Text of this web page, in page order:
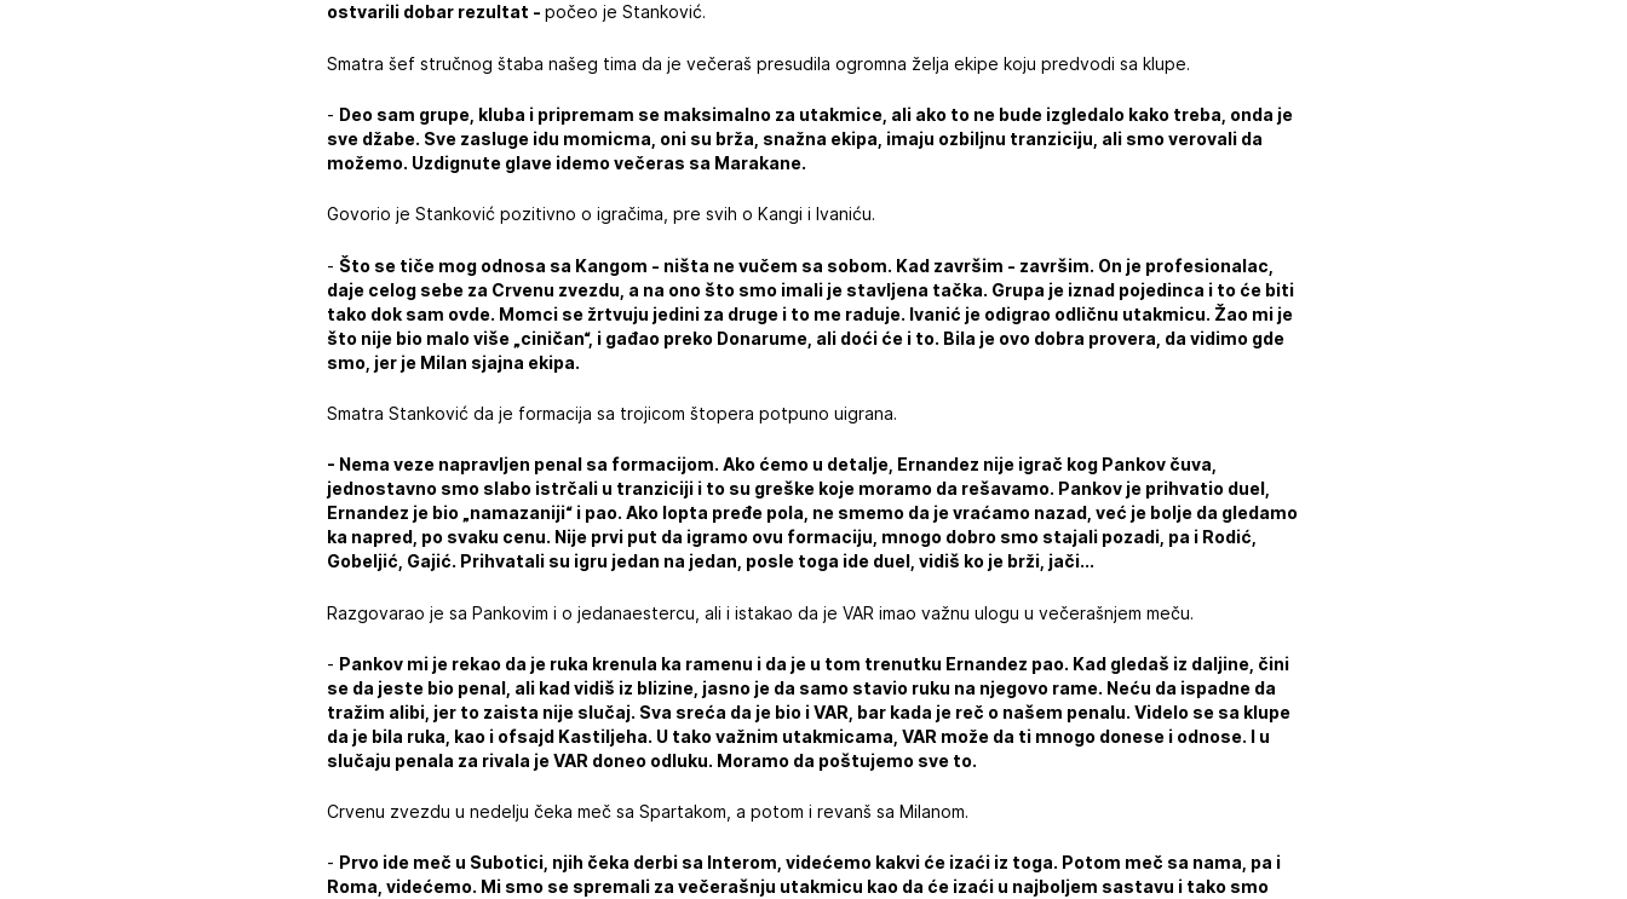
ostvarili dobar rezultat -počeo je Stanković.
Smatra šef stručnog štaba našeg tima da je večeraš presudila ogromna želja ekipe koju predvodi sa klupe.
- Deo sam grupe, kluba i pripremam se maksimalno za utakmice, ali ako to ne bude izgledalo kako treba, onda je
sve džabe. Sve zasluge idu momicma, oni su brža, snažna ekipa, imaju ozbiljnu tranziciju, ali smo verovali da
možemo. Uzdignute glave idemo večeras sa Marakane.
Govorio je Stanković pozitivno o igračima, pre svih o Kangi i Ivaniću.
- Što se tiče mog odnosa sa Kangom - ništa ne vučem sa sobom. Kad završim - završim. On je profesionalac,
daje celog sebe za Crvenu zvezdu, a na ono što smo imali je stavljena tačka. Grupa je iznad pojedinca i to će biti
tako dok sam ovde. Momci se žrtvuju jedini za druge i to me raduje. Ivanić je odigrao odličnu utakmicu. Žao mi je
što nije bio malo više „ciničan“, i gađao preko Donarume, ali doći će i to. Bila je ovo dobra provera, da vidimo gde
smo, jer je Milan sjajna ekipa.
Smatra Stanković da je formacija sa trojicom štopera potpuno uigrana.
- Nema veze napravljen penal sa formacijom. Ako ćemo u detalje, Ernandez nije igrač kog Pankov čuva,
jednostavno smo slabo istrčali u tranziciji i to su greške koje moramo da rešavamo. Pankov je prihvatio duel,
Ernandez je bio „namazaniji“ i pao. Ako lopta pređe pola, ne smemo da je vraćamo nazad, već je bolje da gledamo
ka napred, po svaku cenu. Nije prvi put da igramo ovu formaciju, mnogo dobro smo stajali pozadi, pa i Rodić,
Gobeljić, Gajić. Prihvatali su igru jedan na jedan, posle toga ide duel, vidiš ko je brži, jači...
Razgovarao je sa Pankovim i o jedanaestercu, ali i istakao da je VAR imao važnu ulogu u večerašnjem meču.
- Pankov mi je rekao da je ruka krenula ka ramenu i da je u tom trenutku Ernandez pao. Kad gledaš iz daljine, čini
se da jeste bio penal, ali kad vidiš iz blizine, jasno je da samo stavio ruku na njegovo rame. Neću da ispadne da
tražim alibi, jer to zaista nije slučaj. Sva sreća da je bio i VAR, bar kada je reč o našem penalu. Videlo se sa klupe
da je bila ruka, kao i ofsajd Kastiljeha. U tako važnim utakmicama, VAR može da ti mnogo donese i odnose. I u
slučaju penala za rivala je VAR doneo odluku. Moramo da poštujemo sve to.
Crvenu zvezdu u nedelju čeka meč sa Spartakom, a potom i revanš sa Milanom.
- Prvo ide meč u Subotici, njih čeka derbi sa Interom, videćemo kakvi će izaći iz toga. Potom meč sa nama, pa i
Roma, videćemo. Mi smo se spremali za večerašnju utakmicu kao da će izaći u najboljem sastavu i tako smo